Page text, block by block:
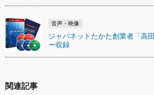
音声・映像
ジャパネットたかた創業者「高
ー収録
関連記事